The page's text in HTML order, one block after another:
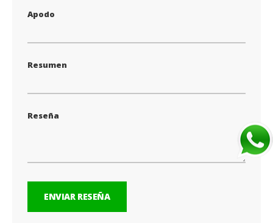
Apodo
Resumen
Reseña
ENVIAR RESEÑA